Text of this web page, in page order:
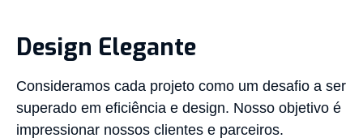
Design Elegante
Consideramos cada projeto como um desafio a ser
superado em eficiência e design. Nosso objetivo é
impressionar nossos clientes e parceiros.